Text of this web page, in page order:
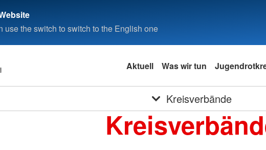
use the switch to switch to the English one
Aktuell Was wir tun
Kreisverbände